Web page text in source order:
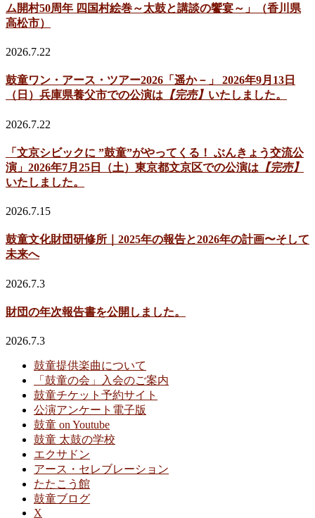
ム開村50周年 四国村絵巻～太鼓と講談の饗宴～」（香川県
高松市）
2026.7.22
鼓童ワン・アース・ツアー2026「遥か－」 2026年9月13日
（日）兵庫県養父市での公演は 【完売】 いたしました。
2026.7.22
「文京シビックに ”鼓童”がやってくる！ ぶんきょう交流公
演」2026年7月25日（土）東京都文京区での公演は 【完売】
いたしました。
2026.7.15
鼓童文化財団研修所｜2025年の報告と2026年の計画〜そして
未来へ
2026.7.3
財団の年次報告書を公開しました。
2026.7.3
鼓童提供楽曲について
「鼓童の会」入会のご案内
鼓童チケット予約サイト
公演アンケート電子版
鼓童 on Youtube
鼓童 太鼓の学校
エクサドン
アース・セレブレーション
たたこう館
鼓童ブログ
X